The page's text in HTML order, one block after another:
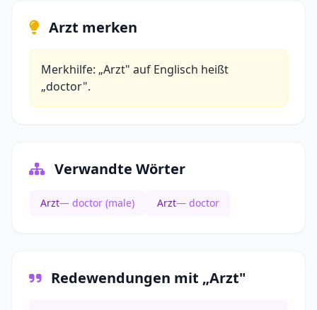
Arzt merken
Merkhilfe: „Arzt" auf Englisch heißt
„doctor".
Verwandte Wörter
Arzt— doctor (male) Arzt— doctor
Redewendungen mit „Arzt"